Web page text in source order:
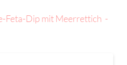
Feta-Dip mit Meerrettich -